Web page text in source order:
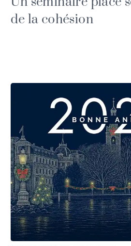
de la cohésion